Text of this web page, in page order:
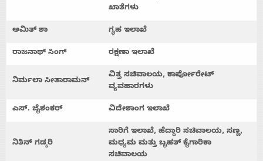
ಖಾತೆಗಳು
ಅಮಿತ್ ಶಾ ಗೃಹ ಇಲಾಖೆ
ರಾಜನಾಥ್ ಸಿಂಗ್ ರಕ್ಷಣಾ ಇಲಾಖೆ
ನಿರ್ಮಲಾ ಸೀತಾರಾಮನ್
ವಿತ್ತ ಸಚಿವಾಲಯ, ಕಾರ್ಪೋರೇಟ್
ವ್ಯವಹಾರಗಳು
ಎಸ್. ಜೈಶಂಕರ್ ವಿದೇಶಾಂಗ ಇಲಾಖೆ
ನಿತಿನ್ ಗಡ್ಕರಿ
ಸಾರಿಗೆ ಇಲಾಖೆ, ಹೆದ್ದಾರಿ ಸಚಿವಾಲಯ, ಸಣ್ಣ,
ಮಧ್ಯಮ ಮತ್ತು ಬೃಹತ್ ಕೈಗಾರಿಕಾ
ಸಚಿವಾಲಯ